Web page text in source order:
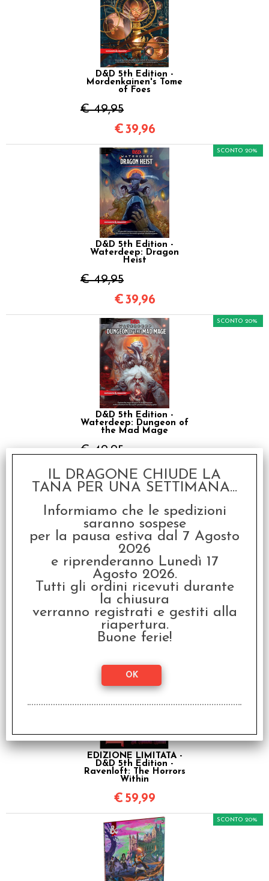
D&D 5th Edition -
Mordenkainen's Tome
of Foes
€ 49,95
€39,96
D&D 5th Edition -
Waterdeep: Dragon
Heist
€ 49,95
SCONTO 20%
€39,96
D&D 5th Edition -
Waterdeep: Dungeon of
the Mad Mage
€ 49,95
SCONTO 20%
€39,96
D&D 5th Edition -
Ravenloft: The Horrors
Within
€ 59,99
SCONTO 20%
€47,99
EDIZIONE LIMITATA -
D&D 5th Edition -
Ravenloft: The Horrors
Within
€ 59,99
SCONTO 20%
IL DRAGONE CHIUDE LA
TANA PER UNA SETTIMANA...
Informiamo che le spedizioni
saranno sospese
per la pausa estiva dal 7 Agosto
2026
e riprenderanno Lunedì 17
Agosto 2026.
Tutti gli ordini ricevuti durante
la chiusura
verranno registrati e gestiti alla
riapertura.
Buone ferie!